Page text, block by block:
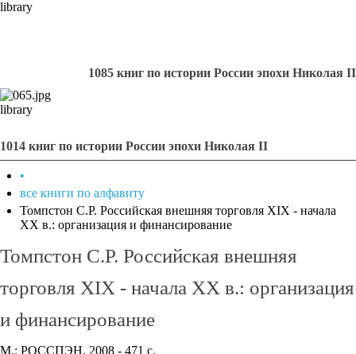
library
1085 книг по истории России эпохи Николая II
library
1014 книг по истории России эпохи Николая II
•
все книги по алфавиту
Томпстон С.Р. Российская внешняя торговля XIX - начала
XX в.: организация и финансирование
Томпстон С.Р. Российская внешняя
торговля XIX - начала XX в.: организация
и финансирование
М.: РОССПЭН, 2008 - 471 с.